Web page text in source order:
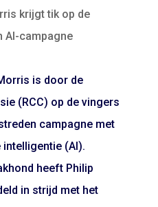
krijgt tik op de
AI-campagne
is door de
(RCC) op de vingers
campagne met
(AI).
heeft Philip
in strijd met het